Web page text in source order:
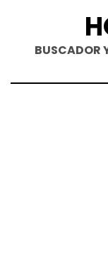
contenidoBUSCADOR